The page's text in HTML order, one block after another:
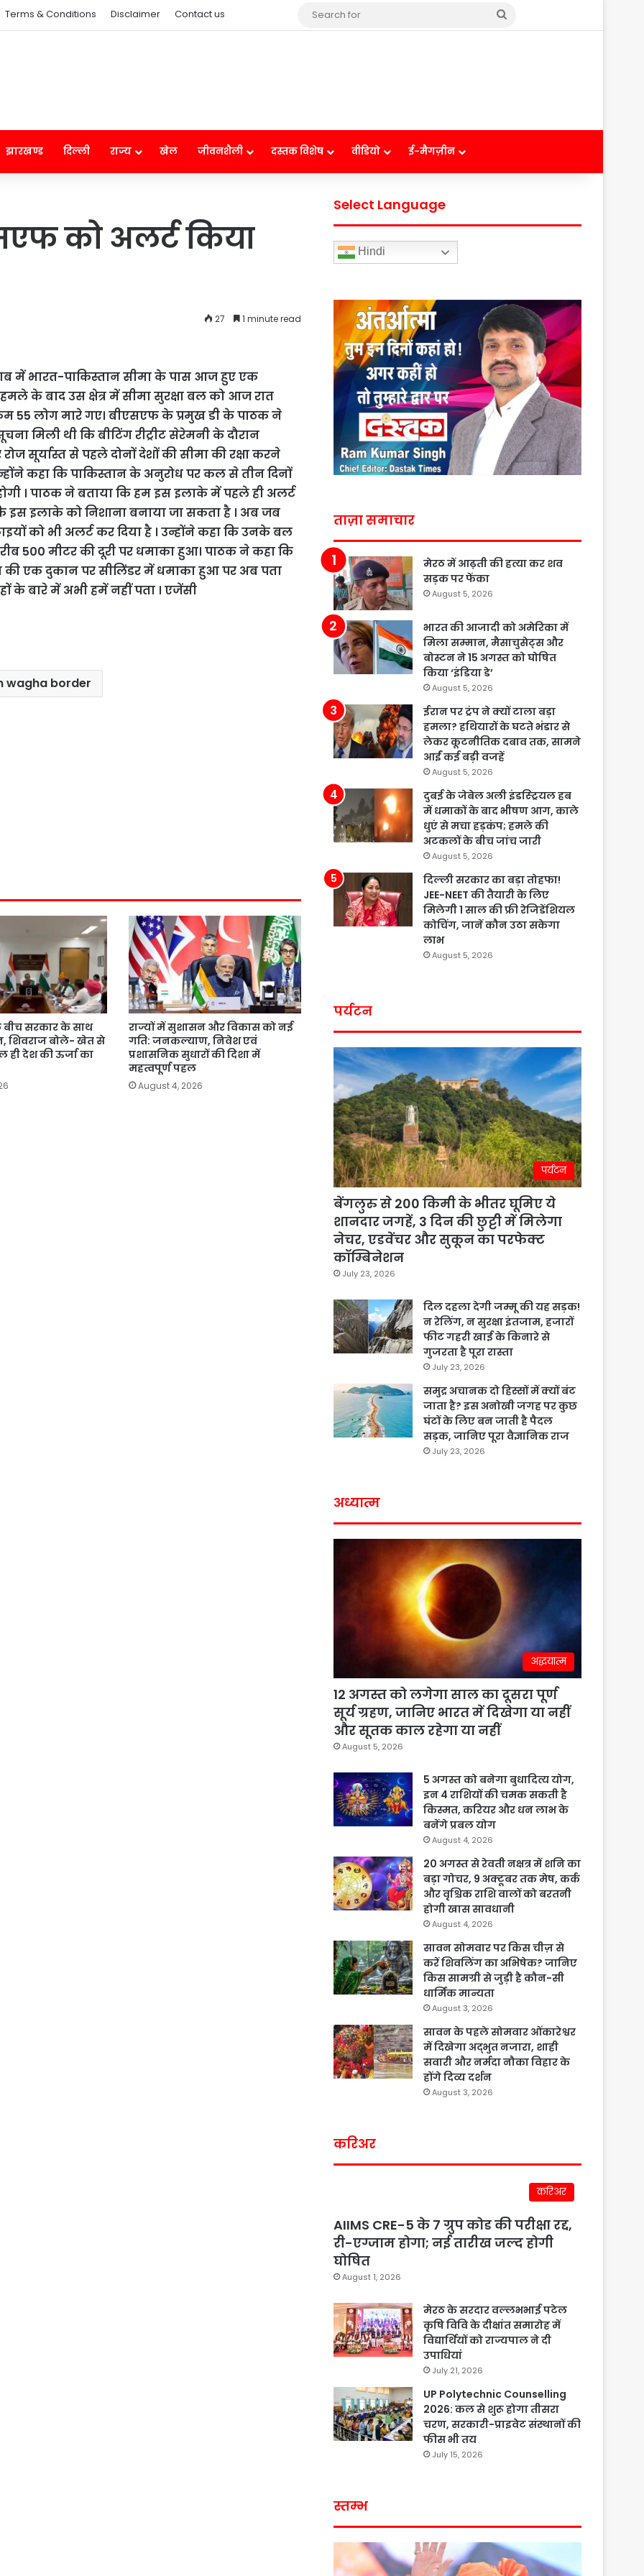
Terms & Conditions Disclaimer Contact us
झारखण्ड दिल्ली राज्य खेल जीवनशैली दस्तक विशेष वीडियो ई-मैगज़ीन
को अलर्ट किया
27 1 minute read
में भारत-पाकिस्तान सीमा के पास आज हुए एक
के बाद उस क्षेत्र में सीमा सुरक्षा बल को आज रात
55 लोग मारे गए। बीएसएफ के प्रमुख डी के पाठक ने
मिली थी कि बीटिंग रीट्रीट सेरेमनी के दौरान
सूर्यास्त से पहले दोनों देशों की सीमा की रक्षा करने
कहा कि पाकिस्तान के अनुरोध पर कल से तीन दिनों
। पाठक ने बताया कि हम इस इलाके में पहले ही अलर्ट
इस इलाके को निशाना बनाया जा सकता है । अब जब
को भी अलर्ट कर दिया है । उन्होंने कहा कि उनके बल
500 मीटर की दूरी पर धमाका हुआ। पाठक ने कहा कि
एक दुकान पर सीलिंडर में धमाका हुआ पर अब पता
के बारे में अभी हमें नहीं पता । एजेंसी
wagha border
बीच सरकार के साथ
शिवराज बोले- खेत से
ही देश की ऊर्जा का
राज्यों में सुशासन और विकास को नई
गति: जनकल्याण, निवेश एवं
प्रशासनिक सुधारों की दिशा में
महत्वपूर्ण पहल
August 4, 2026
Select Language
Hindi
ताज़ा समाचार
मेरठ में आढ़ती की हत्या कर शव
सड़क पर फेंका
August 5, 2026
भारत की आजादी को अमेरिका में
मिला सम्मान, मैसाचुसेट्स और
बोस्टन ने 15 अगस्त को घोषित
किया ‘इंडिया डे’
August 5, 2026
ईरान पर ट्रंप ने क्यों टाला बड़ा
हमला? हथियारों के घटते भंडार से
लेकर कूटनीतिक दबाव तक, सामने
आईं कई बड़ी वजहें
August 5, 2026
दुबई के जेबेल अली इंडस्ट्रियल हब
में धमाकों के बाद भीषण आग, काले
धुएं से मचा हड़कंप; हमले की
अटकलों के बीच जांच जारी
August 5, 2026
दिल्ली सरकार का बड़ा तोहफा!
JEE-NEET की तैयारी के लिए
मिलेगी 1 साल की फ्री रेजिडेंशियल
कोचिंग, जानें कौन उठा सकेगा
लाभ
August 5, 2026
पर्यटन
पर्यटन
बेंगलुरु से 200 किमी के भीतर घूमिए ये
शानदार जगहें, 3 दिन की छुट्टी में मिलेगा
नेचर, एडवेंचर और सुकून का परफेक्ट
कॉम्बिनेशन
July 23, 2026
दिल दहला देगी जम्मू की यह सड़क!
न रेलिंग, न सुरक्षा इंतजाम, हजारों
फीट गहरी खाई के किनारे से
गुजरता है पूरा रास्ता
July 23, 2026
समुद्र अचानक दो हिस्सों में क्यों बंट
जाता है? इस अनोखी जगह पर कुछ
घंटों के लिए बन जाती है पैदल
सड़क, जानिए पूरा वैज्ञानिक राज
July 23, 2026
अध्यात्म
अद्धयात्म
12 अगस्त को लगेगा साल का दूसरा पूर्ण
सूर्य ग्रहण, जानिए भारत में दिखेगा या नहीं
और सूतक काल रहेगा या नहीं
August 5, 2026
5 अगस्त को बनेगा बुधादित्य योग,
इन 4 राशियों की चमक सकती है
किस्मत, करियर और धन लाभ के
बनेंगे प्रबल योग
August 4, 2026
20 अगस्त से रेवती नक्षत्र में शनि का
बड़ा गोचर, 9 अक्टूबर तक मेष, कर्क
और वृश्चिक राशि वालों को बरतनी
होगी खास सावधानी
August 4, 2026
सावन सोमवार पर किस चीज़ से
करें शिवलिंग का अभिषेक? जानिए
किस सामग्री से जुड़ी है कौन-सी
धार्मिक मान्यता
August 3, 2026
सावन के पहले सोमवार ओंकारेश्वर
में दिखेगा अद्भुत नजारा, शाही
सवारी और नर्मदा नौका विहार के
होंगे दिव्य दर्शन
August 3, 2026
करिअर
करिअर
AIIMS CRE-5 के 7 ग्रुप कोड की परीक्षा रद्द,
री-एग्जाम होगा; नई तारीख जल्द होगी
घोषित
August 1, 2026
मेरठ के सरदार वल्लभभाई पटेल
कृषि विवि के दीक्षांत समारोह में
विद्यार्थियों को राज्यपाल ने दी
उपाधियां
July 21, 2026
UP Polytechnic Counselling
2026: कल से शुरू होगा तीसरा
चरण, सरकारी-प्राइवेट संस्थानों की
फीस भी तय
July 15, 2026
स्तम्भ